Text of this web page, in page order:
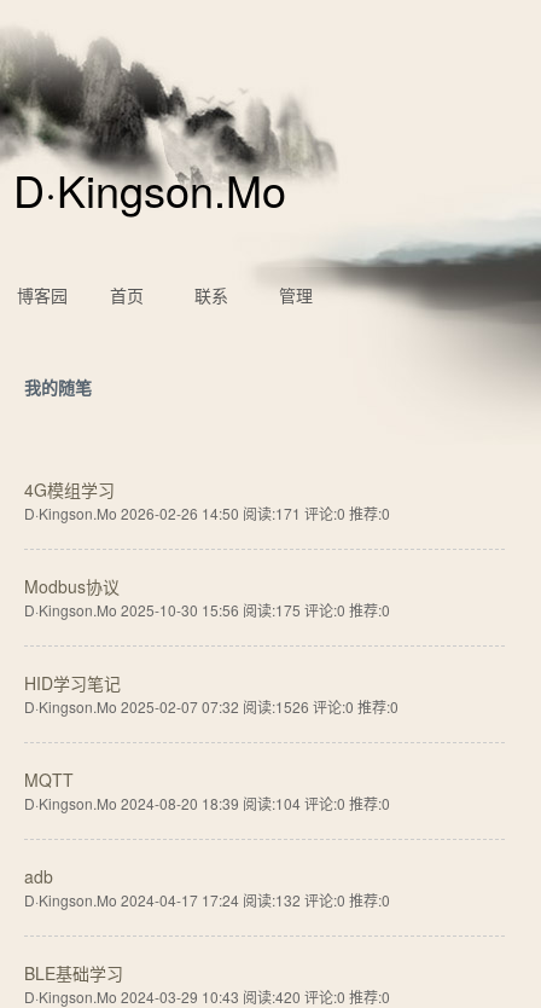
D·Kingson.Mo
博客园 首页 联系 管理
我的随笔
4G模组学习
D·Kingson.Mo 2026-02-26 14:50 阅读:171 评论:0 推荐:0
Modbus协议
D·Kingson.Mo 2025-10-30 15:56 阅读:175 评论:0 推荐:0
HID学习笔记
D·Kingson.Mo 2025-02-07 07:32 阅读:1526 评论:0 推荐:0
MQTT
D·Kingson.Mo 2024-08-20 18:39 阅读:104评论:0 推荐:0
adb
D·Kingson.Mo 2024-04-17 17:24 阅读:132 评论:0 推荐:0
BLE基础学习
D·Kingson.Mo 2024-03-29 10:43 阅读:420 评论:0 推荐:0